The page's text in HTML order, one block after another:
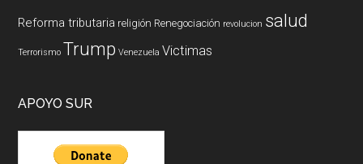
Reforma tributaria religión Renegociación revolucion salud
Terrorismo Trump Venezuela Victimas
APOYO SUR